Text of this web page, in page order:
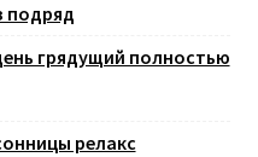
подряд
грядущий полностью
релакс